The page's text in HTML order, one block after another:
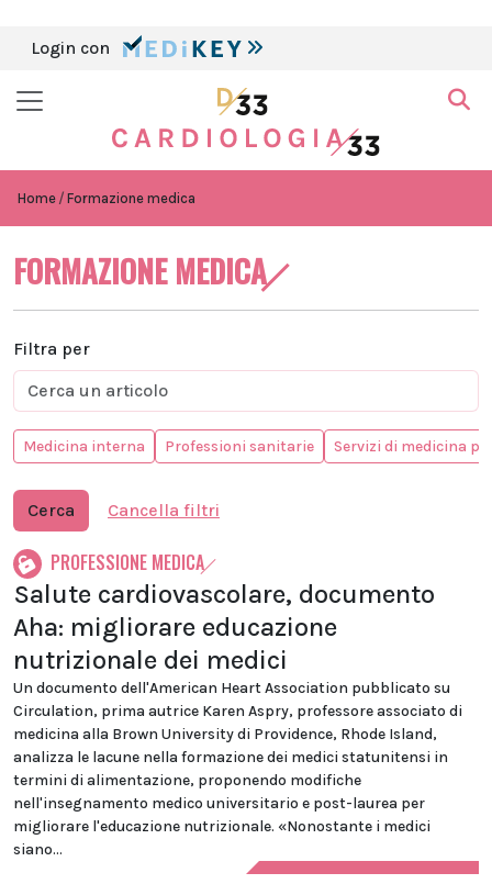
Login con
Home Formazione medica
FORMAZIONE MEDICA
Filtra per
Medicina interna Professioni sanitarie Servizi di medicina
Cerca Cancella filtri
PROFESSIONE MEDICA
Salute cardiovascolare, documento
Aha: migliorare educazione
nutrizionale dei medici
Un documento dell'American Heart Association pubblicato su
Circulation, prima autrice Karen Aspry, professore associato di
medicina alla Brown University di Providence, Rhode Island,
analizza le lacune nella formazione dei medici statunitensi in
termini di alimentazione, proponendo modifiche
nell'insegnamento medico universitario e post-laurea per
migliorare l'educazione nutrizionale. «Nonostante i medici
siano...